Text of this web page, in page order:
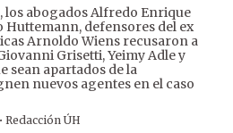
los abogados Alfredo Enrique
Huttemann, defensores del ex
Arnoldo Wiens recusaron a
Grisetti, Yeimy Adle y
sean apartados de la
nuevos agentes en el caso
· Redacción ÚH